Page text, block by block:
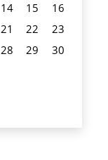
14 15
16
21 22
23
28 29
30